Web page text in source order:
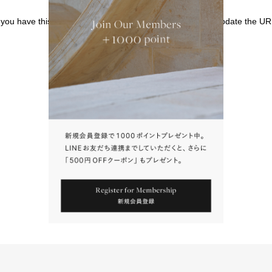
have this page bookmarked, we kindly ask that you update the
請點擊上方連結返回網站。